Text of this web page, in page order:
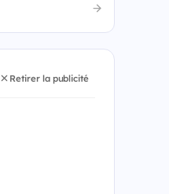
Retirer la publicité